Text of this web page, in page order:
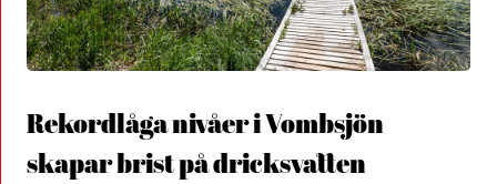
Rekordlåga nivåer i Vombsjön
skapar brist på dricksvatten